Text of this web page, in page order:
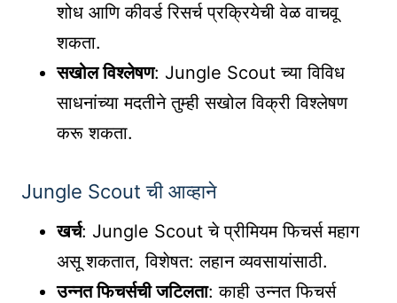
शोध आणि कीवर्ड रिसर्च प्रक्रियेची वेळ वाचवू
शकता.
सखोल विश्लेषण: Jungle Scout च्या विविध
साधनांच्या मदतीने तुम्ही सखोल विक्री विश्लेषण
करू शकता.
Jungle Scout ची आव्हाने
खर्च: Jungle Scout चे प्रीमियम फिचर्स महाग
असू शकतात, विशेषत: लहान व्यवसायांसाठी.
उन्नत फिचर्सची जटिलता: काही उन्नत फिचर्स